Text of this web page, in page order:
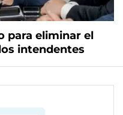
para eliminar el
intendentes